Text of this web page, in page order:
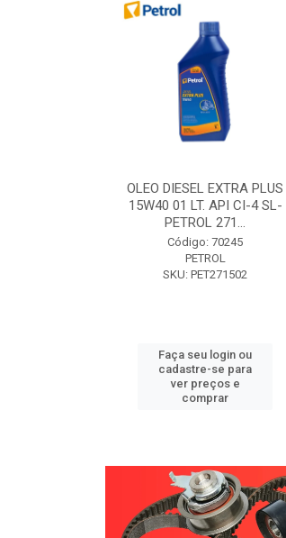
OLEO DIESEL EXTRA PLUS
15W40 01 LT. API CI-4 SL-
PETROL 271...
Código: 70245
PETROL
SKU: PET271502
Faça seu login ou
cadastre-se para
ver preços e
comprar